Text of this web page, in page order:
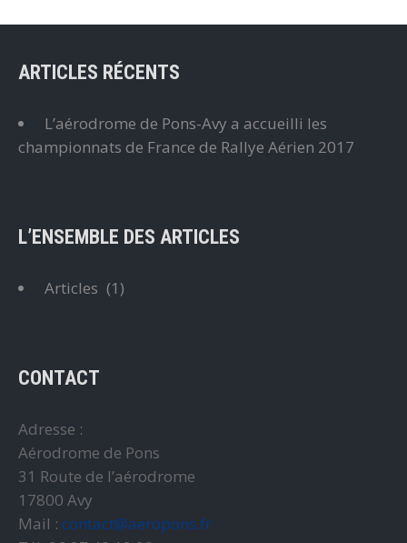
ARTICLES RÉCENTS
L’aérodrome de Pons-Avy a accueilli les
championnats de France de Rallye Aérien 2017
L’ENSEMBLE DES ARTICLES
Articles (1)
CONTACT
Adresse :
Aérodrome de Pons
31 Route de l’aérodrome
17800 Avy
Mail : contact@aeropons.fr